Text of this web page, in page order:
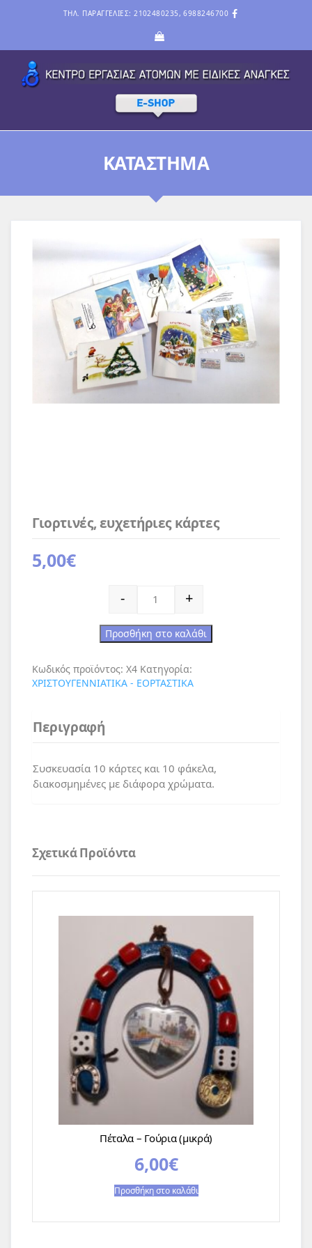
ΤΗΛ. ΠΑΡΑΓΓΕΛΙΕΣ: 2102480235, 6988246700
ΚΑΤΆΣΤΗΜΑ
Γιορτινές, ευχετήριες κάρτες
5,00€
- +
Προσθήκη στο καλάθι
Κωδικός προϊόντος: Χ4 Κατηγορία:
ΧΡΙΣΤΟΥΓΕΝΝΙΑΤΙΚΑ - ΕΟΡΤΑΣΤΙΚΑ
Περιγραφή
Συσκευασία 10 κάρτες και 10 φάκελα,
διακοσμημένες με διάφορα χρώματα.
Σχετικά Προϊόντα
Πέταλα – Γούρια (μικρά)
6,00€
Προσθήκη στο καλάθι